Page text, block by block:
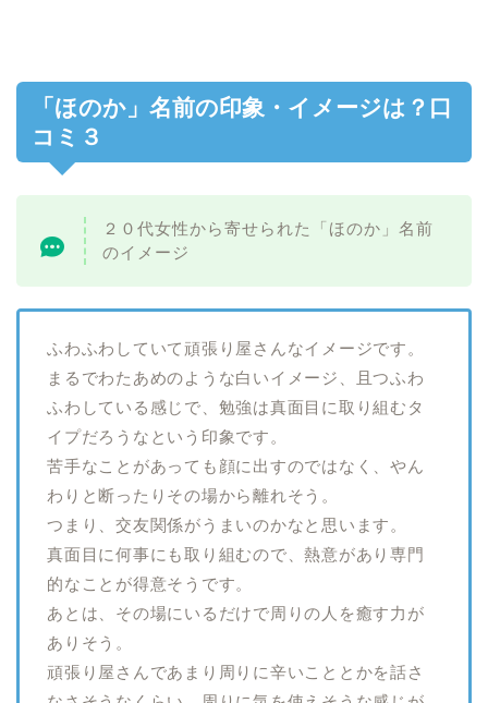
「ほのか」名前の印象・イメージは？口
コミ３
２０代女性から寄せられた「ほのか」名前
のイメージ
ふわふわしていて頑張り屋さんなイメージです。
まるでわたあめのような白いイメージ、且つふわ
ふわしている感じで、勉強は真面目に取り組むタ
イプだろうなという印象です。
苦手なことがあっても顔に出すのではなく、やん
わりと断ったりその場から離れそう。
つまり、交友関係がうまいのかなと思います。
真面目に何事にも取り組むので、熱意があり専門
的なことが得意そうです。
あとは、その場にいるだけで周りの人を癒す力が
ありそう。
頑張り屋さんであまり周りに辛いこととかを話さ